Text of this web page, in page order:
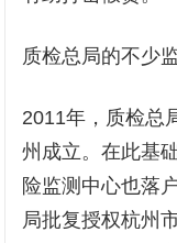
质检总局的不少
2011年，质检总
州成立。在此基
险监测中心也落
局批复授权杭州